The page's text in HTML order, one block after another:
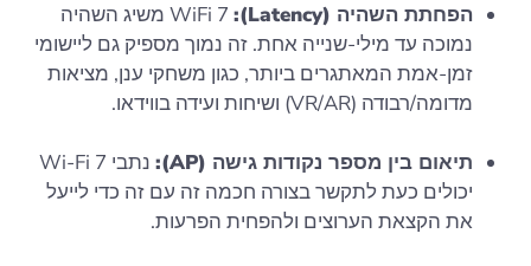
הפחתת השהיה (Latency):
WiFi 7 משיג השהיה
נמוכה עד מילי-שנייה אחת. זה נמוך מספיק גם ליישומי
זמן-אמת המאתגרים ביותר, כגון משחקי ענן, מציאות
מדומה/רבודה (VR/AR) ושיחות ועידה בווידאו.
תיאום בין מספר נקודות גישה (AP):
נתבי Wi-Fi 7
יכולים כעת לתקשר בצורה חכמה זה עם זה כדי לייעל
את הקצאת הערוצים ולהפחית הפרעות.